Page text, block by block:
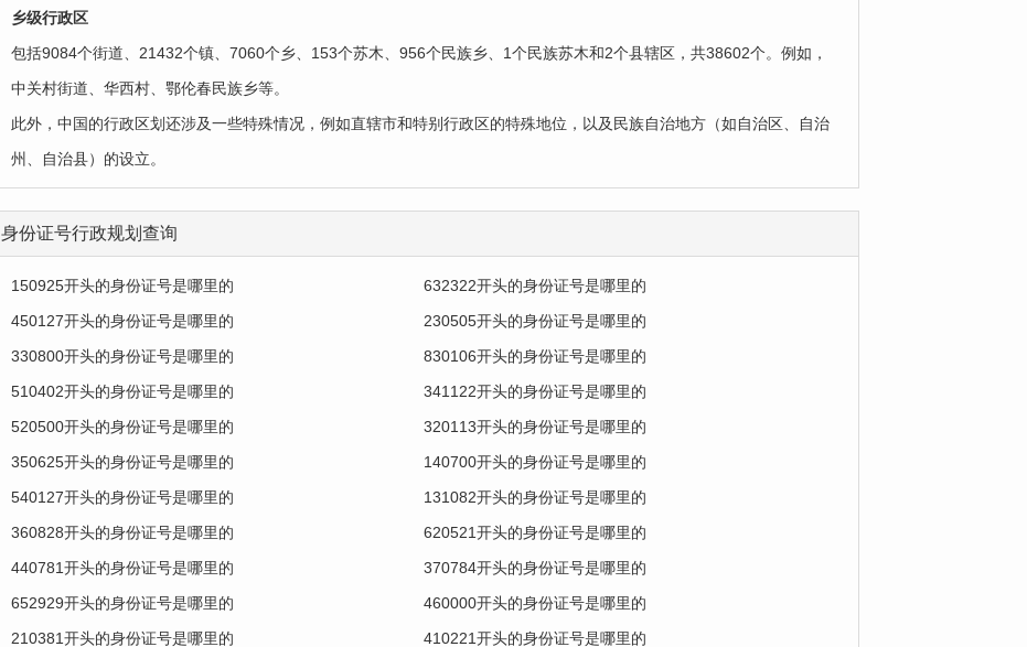
乡级行政区‌
包括9084个街道、21432个镇、7060个乡、153个苏木、956个民族乡、1个民族苏木和2个县辖区，共38602个。例如，
中关村街道、华西村、鄂伦春民族乡等。
此外，中国的行政区划还涉及一些特殊情况，例如直辖市和特别行政区的特殊地位，以及民族自治地方（如自治区、自治
州、自治县）的设立。
身份证号行政规划查询
150925开头的身份证号是哪里的
632322开头的身份证号是哪里的
450127开头的身份证号是哪里的
230505开头的身份证号是哪里的
330800开头的身份证号是哪里的
830106开头的身份证号是哪里的
510402开头的身份证号是哪里的
341122开头的身份证号是哪里的
520500开头的身份证号是哪里的
320113开头的身份证号是哪里的
350625开头的身份证号是哪里的
140700开头的身份证号是哪里的
540127开头的身份证号是哪里的
131082开头的身份证号是哪里的
360828开头的身份证号是哪里的
620521开头的身份证号是哪里的
440781开头的身份证号是哪里的
370784开头的身份证号是哪里的
652929开头的身份证号是哪里的
460000开头的身份证号是哪里的
210381开头的身份证号是哪里的
410221开头的身份证号是哪里的